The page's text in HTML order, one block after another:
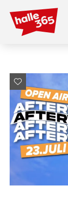
zum
Inhalt